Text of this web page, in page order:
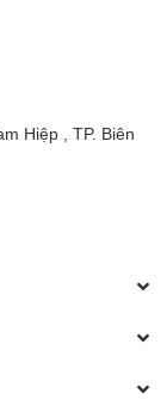
Hiệp , TP. Biên